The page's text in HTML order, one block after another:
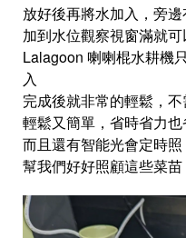
放好後再將水加入，旁
加到水位觀察視窗滿就可
Lalagoon 喇喇棍水耕機
入
完成後就非常的輕鬆，
輕鬆又簡單，省時省力也
而且還有智能光會定時
幫我們好好照顧這些菜苗